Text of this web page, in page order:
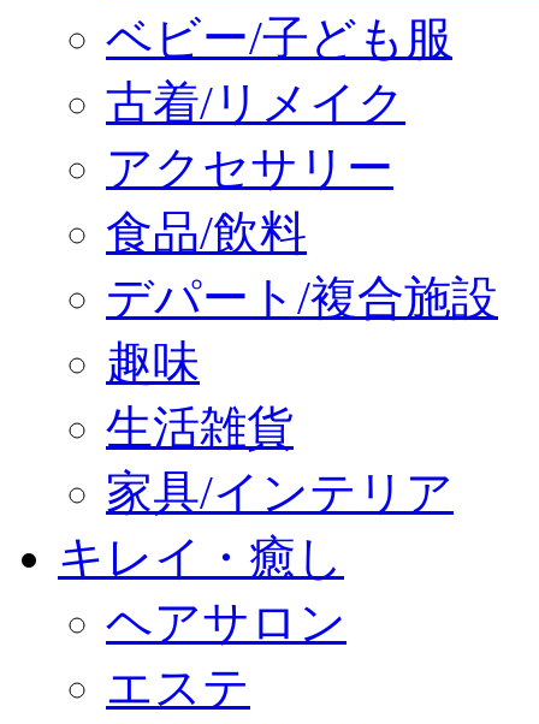
ベビー/子ども服
古着/リメイク
アクセサリー
食品/飲料
デパート/複合施設
趣味
生活雑貨
家具/インテリア
キレイ・癒し
ヘアサロン
エステ